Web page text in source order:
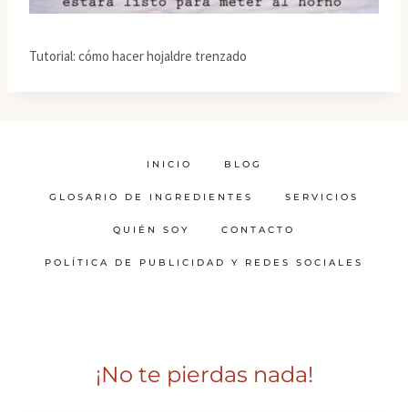
Tutorial: cómo hacer hojaldre trenzado
INICIO BLOG
GLOSARIO DE INGREDIENTES SERVICIOS
QUIÉN SOY CONTACTO
POLÍTICA DE PUBLICIDAD Y REDES SOCIALES
¡No te pierdas nada!